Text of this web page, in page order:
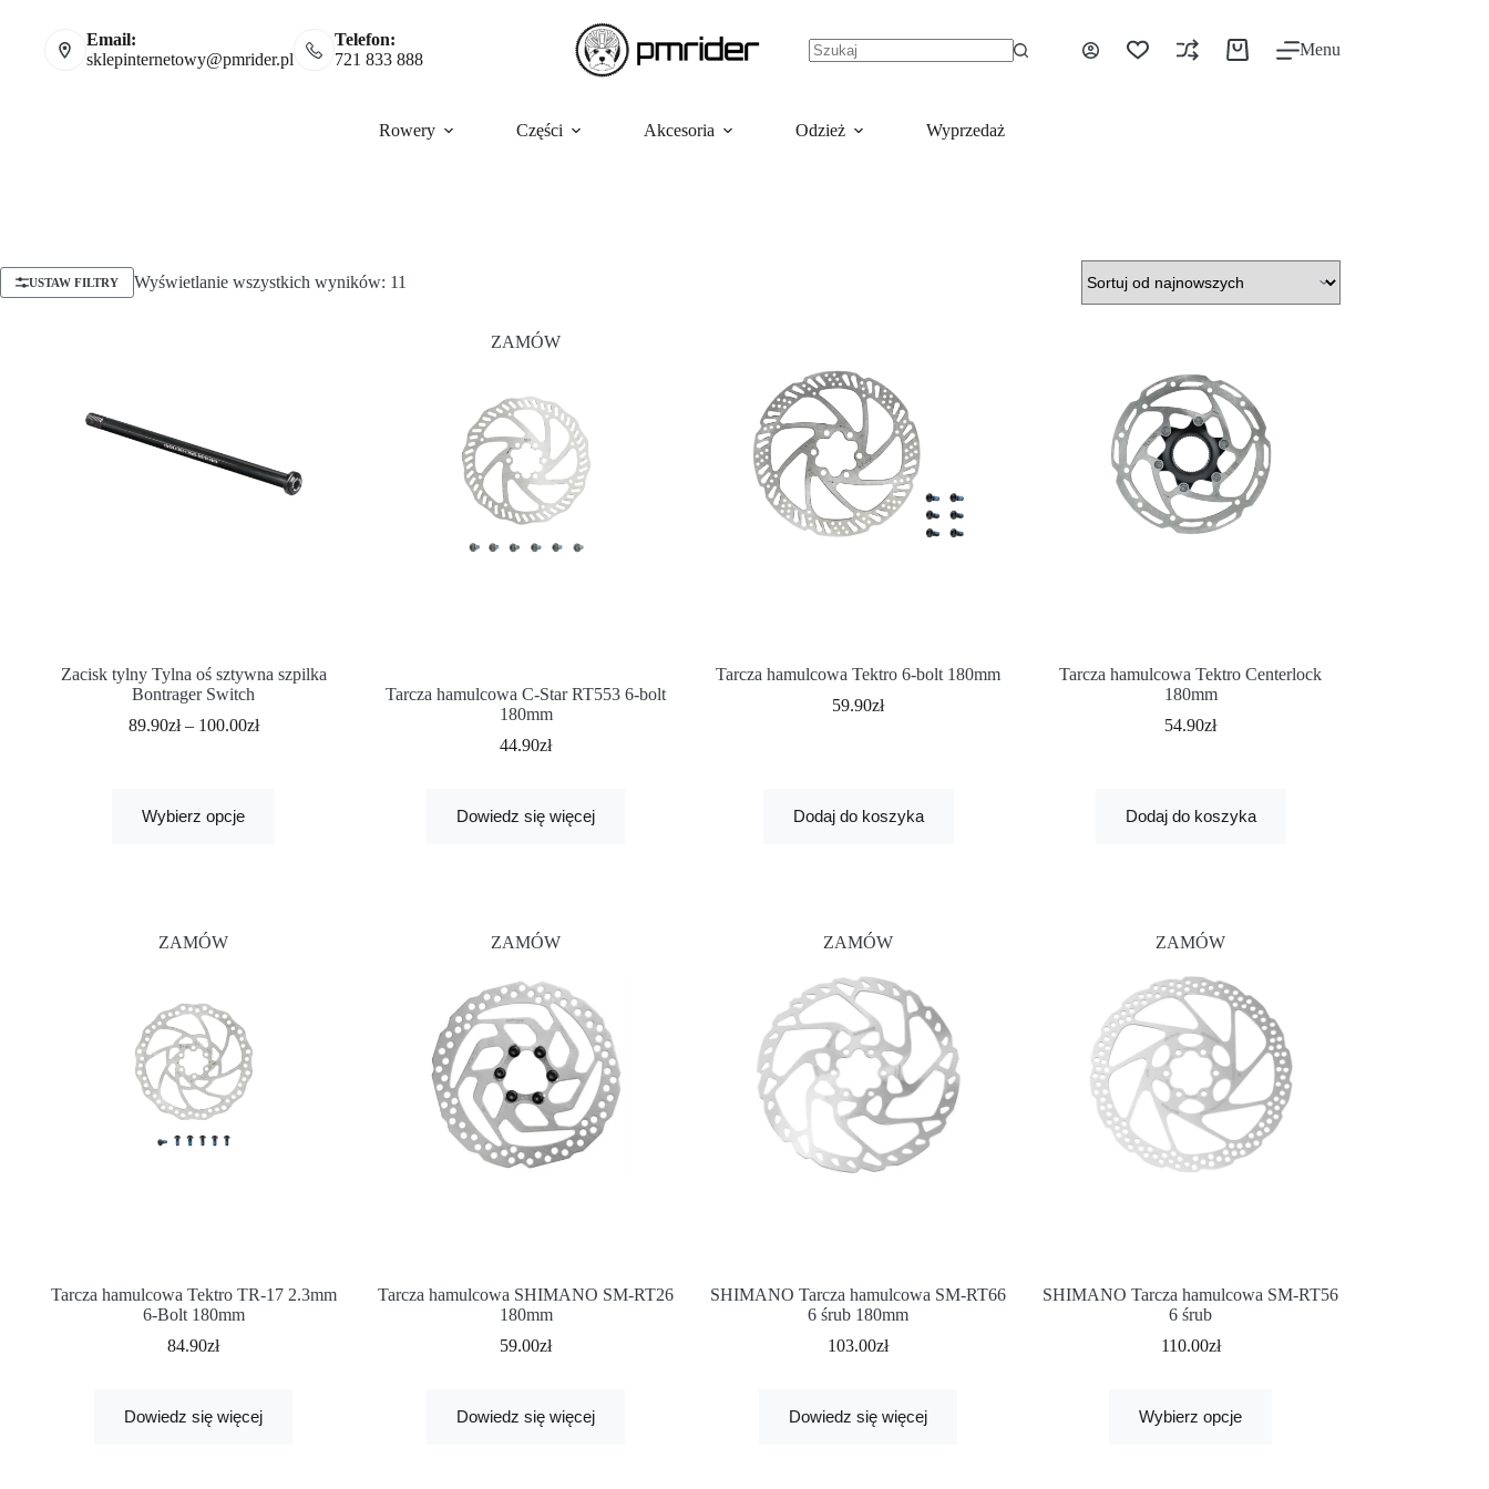
Email:
sklepinternetowy@pmrider.pl
Telefon:
721 833 888
Menu
Rowery Części Akcesoria Odzież Wyprzedaż
USTAW FILTRY Wyświetlanie wszystkich wyników: 11
Zacisk tylny Tylna oś sztywna szpilka
Bontrager Switch
89.90zł– 100.00zł
Wybierz opcje
ZAMÓW
Tarcza hamulcowa C-Star RT553 6-bolt
180mm
44.90zł
Dowiedz się więcej
Tarcza hamulcowa Tektro 6-bolt 180mm
59.90zł
Dodaj do koszyka
Tarcza hamulcowa Tektro Centerlock
180mm
54.90zł
Dodaj do koszyka
ZAMÓW
Tarcza hamulcowa Tektro TR-17 2.3mm
6-Bolt 180mm
84.90zł
Dowiedz się więcej
ZAMÓW
Tarcza hamulcowa SHIMANO SM-RT26
180mm
59.00zł
Dowiedz się więcej
ZAMÓW
SHIMANO Tarcza hamulcowa SM-RT66
6 śrub 180mm
103.00zł
Dowiedz się więcej
ZAMÓW
SHIMANO Tarcza hamulcowa SM-RT56
6 śrub
110.00zł
Wybierz opcje